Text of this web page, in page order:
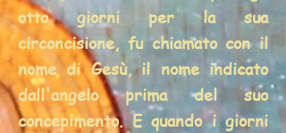
otto giorni per la sua
circoncisione, fu chiamato con il
nome di Gesù, il nome indicato
dall'angelo prima del suo
concepimento. E quando i giorni